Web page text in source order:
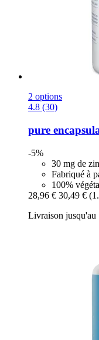
2 options
4.8 (30)
pure
-5%
30 mg de
Fabriqué à
100%
28,96 € 30,49 €
Livraison jusqu'au